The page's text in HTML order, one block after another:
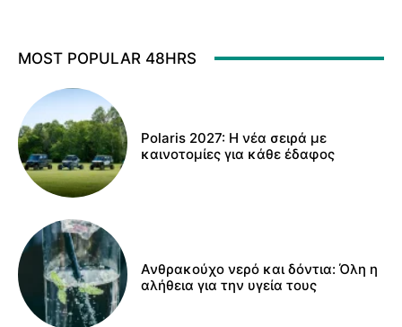
MOST POPULAR 48HRS
Polaris 2027: Η νέα σειρά με
καινοτομίες για κάθε έδαφος
Ανθρακούχο νερό και δόντια: Όλη η
αλήθεια για την υγεία τους